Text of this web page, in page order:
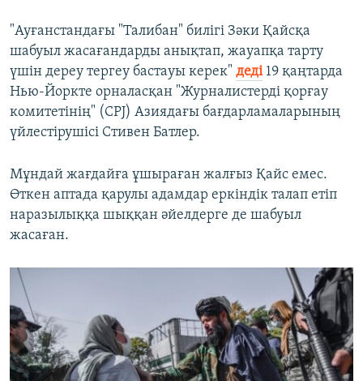
"Ауғанстандағы "Талибан" билігі Зәки Қайсқа
шабуыл жасағандарды анықтап, жауапқа тарту
үшін дереу тергеу бастауы керек" деді19 қаңтарда
Нью-Йоркте орналасқан "Журналистерді қорғау
комитетінің" (CPJ) Азиядағы бағдарламаларының
үйлестірушісі Стивен Батлер.
Мұндай жағдайға ұшыраған жалғыз Қайс емес.
Өткен аптада қарулы адамдар еркіндік талап етіп
наразылыққа шыққан әйелдерге де шабуыл
жасаған.